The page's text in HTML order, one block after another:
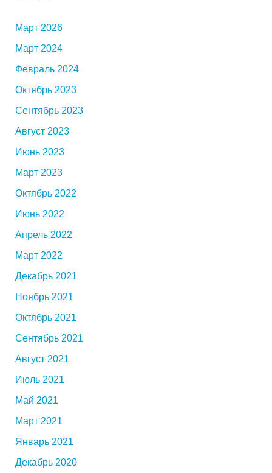
Март 2026
Март 2024
Февраль 2024
Октябрь 2023
Сентябрь 2023
Август 2023
Июнь 2023
Март 2023
Октябрь 2022
Июнь 2022
Апрель 2022
Март 2022
Декабрь 2021
Ноябрь 2021
Октябрь 2021
Сентябрь 2021
Август 2021
Июль 2021
Май 2021
Март 2021
Январь 2021
Декабрь 2020